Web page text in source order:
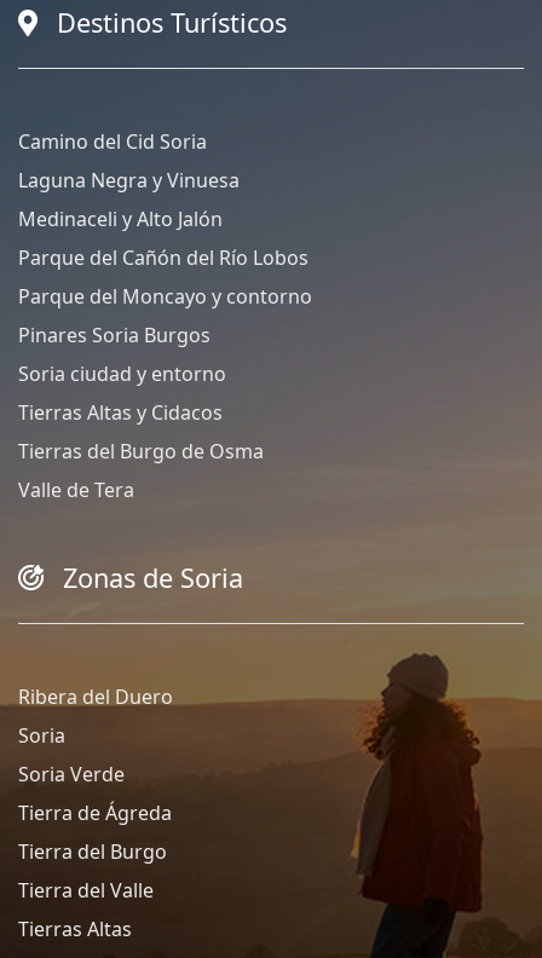
Destinos Turísticos
Camino del Cid Soria
Laguna Negra y Vinuesa
Medinaceli y Alto Jalón
Parque del Cañón del Río Lobos
Parque del Moncayo y contorno
Pinares Soria Burgos
Soria ciudad y entorno
Tierras Altas y Cidacos
Tierras del Burgo de Osma
Valle de Tera
Zonas de Soria
Ribera del Duero
Soria
Soria Verde
Tierra de Ágreda
Tierra del Burgo
Tierra del Valle
Tierras Altas